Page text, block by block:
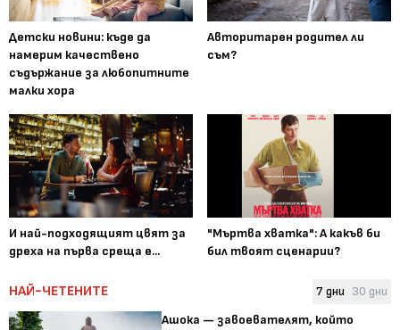
Детски новини: къде да
намерим качествено
съдържание за любопитните
малки хора
Авторитарен родител ли
съм?
И най-подходящият цвят за
дреха на първа среща е...
"Мъртва хватка": А какъв би
бил твоят сценарии?
НАЙ-ЧЕТЕНИТЕ 7 дни 30 дни
Ашока — завоевателят, който